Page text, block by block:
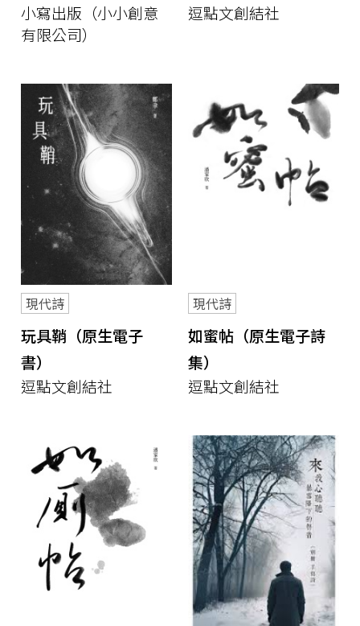
小寫出版（小小創意
有限公司）
逗點文創結社
現代詩
玩具鞘（原生電子
書）
逗點文創結社
現代詩
如蜜帖（原生電子詩
集）
逗點文創結社